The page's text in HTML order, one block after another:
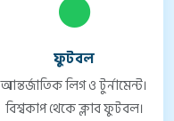
ফুটবল
আন্তর্জাতিক লিগ ও টুর্নামেন্ট।
বিশ্বকাপ থেকে ক্লাব ফুটবল।